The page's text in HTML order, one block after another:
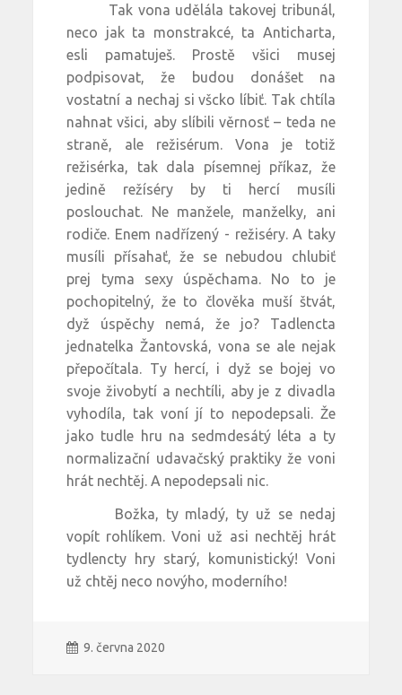
Tak vona udělála takovej tribunál,
neco jak ta monstrakcé, ta Anticharta,
esli pamatuješ. Prostě všici musej
podpisovat, že budou donášet na
vostatní a nechaj si všcko líbiť. Tak chtíla
nahnat všici, aby slíbili věrnosť – teda ne
straně, ale režisérum. Vona je totiž
režisérka, tak dala písemnej příkaz, že
jedině režíséry by ti hercí musíli
poslouchat. Ne manžele, manželky, ani
rodiče. Enem nadřízený - režiséry. A taky
musíli přísahať, že se nebudou chlubiť
prej tyma sexy úspěchama. No to je
pochopitelný, že to člověka muší štvát,
dyž úspěchy nemá, že jo? Tadlencta
jednatelka Žantovská, vona se ale nejak
přepočítala. Ty hercí, i dyž se bojej vo
svoje živobytí a nechtíli, aby je z divadla
vyhodíla, tak voní jí to nepodepsali. Že
jako tudle hru na sedmdesátý léta a ty
normalizační udavačský praktiky že voni
hrát nechtěj. A nepodepsali nic.
Božka, ty mladý, ty už se nedaj
vopít rohlíkem. Voni už asi nechtěj hrát
tydlencty hry starý, komunistický! Voni
už chtěj neco novýho, moderního!
9. června 2020